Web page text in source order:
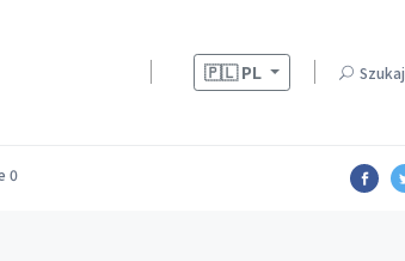
🇵🇱PL Szukaj
0